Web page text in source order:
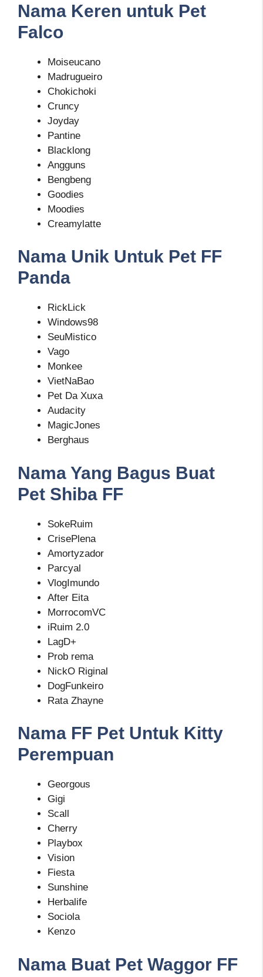
Nama Keren untuk Pet
Falco
Moiseucano
Madrugueiro
Chokichoki
Cruncy
Joyday
Pantine
Blacklong
Angguns
Bengbeng
Goodies
Moodies
Creamylatte
Nama Unik Untuk Pet FF
Panda
RickLick
Windows98
SeuMistico
Vago
Monkee
VietNaBao
Pet Da Xuxa
Audacity
MagicJones
Berghaus
Nama Yang Bagus Buat
Pet Shiba FF
SokeRuim
CrisePlena
Amortyzador
Parcyal
VlogImundo
After Eita
MorrocomVC
iRuim 2.0
LagD+
Prob rema
NickO Riginal
DogFunkeiro
Rata Zhayne
Nama FF Pet Untuk Kitty
Perempuan
Georgous
Gigi
Scall
Cherry
Playbox
Vision
Fiesta
Sunshine
Herbalife
Sociola
Kenzo
Nama Buat Pet Waggor FF